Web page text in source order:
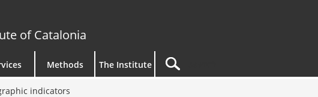
of Catalonia
Methods The Institute
indicators